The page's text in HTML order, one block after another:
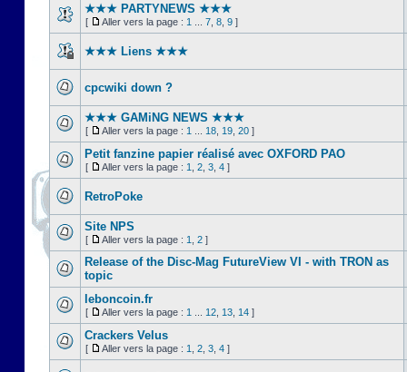
★★★ PARTYNEWS ★★★
[ Aller vers la page : 1 7 8 9 ]
★★★ Liens ★★★
cpcwiki down ?
★★★ GAMiNG NEWS ★★★
[ Aller vers la page : 1 18 19 20 ]
Petit fanzine papier réalisé avec OXFORD PAO
[ Aller vers la page : 1 2 3 4 ]
RetroPoke
Site NPS
[ Aller vers la page : 1 2 ]
Release of the Disc-Mag FutureView VI - with TRON as
topic
leboncoin.fr
[ Aller vers la page : 1 12 13 14 ]
Crackers Velus
[ Aller vers la page : 1 2 3 4 ]